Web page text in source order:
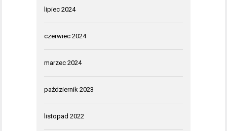
lipiec 2024
czerwiec 2024
marzec 2024
październik 2023
listopad 2022